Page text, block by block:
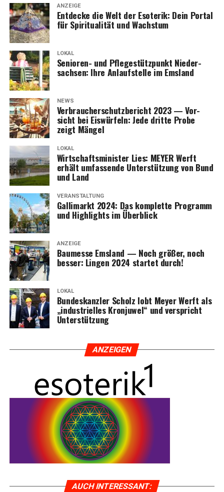
ANZEIGE
Ent­de­cke die Welt der Eso­te­rik: Dein Por­tal
für Spi­ri­tua­li­tät und Wachstum
LOKAL
Senio­ren- und Pfle­ge­stütz­punkt Nie­der­
sach­sen: Ihre Anlauf­stel­le im Emsland
NEWS
Ver­brau­cher­schutz­be­richt 2023 — Vor­
sicht bei Eis­wür­feln: Jede drit­te Pro­be
zeigt Mängel
LOKAL
Wirt­schafts­mi­nis­ter Lies: MEYER Werft
erhält umfas­sen­de Unter­stüt­zung von Bund
und Land
VERANSTALTUNG
Gal­li­markt 2024: Das kom­plet­te Pro­gramm
und High­lights im Überblick
ANZEIGE
Bau­mes­se Ems­land — Noch grö­ßer, noch
bes­ser: Lin­gen 2024 star­tet durch!
LOKAL
Bun­des­kanz­ler Scholz lobt Mey­er Werft als
„indus­tri­el­les Kron­ju­wel“ und ver­spricht
Unterstützung
ANZEI­GEN
AUCH INTER­ES­SANT: